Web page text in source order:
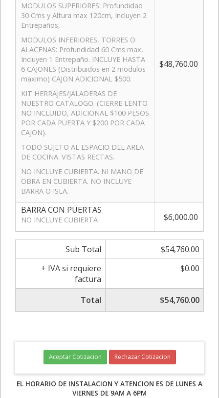
MODULOS SUPERIORES: Profundidad
30 Cms y Altura max 120cm, Incluyen 2
Entrepaños,
MODULOS INFERIORES, TORRES O
ALACENAS: Profundidad 60 Cms max,
Incluyen 1 Entrepaño. INCLUYE HASTA
6 CAJONES (Distribuidos en 2 modulos
maximo) CAJON ADICIONAL $500.
KIT HERRAJES/JALADERAS DE
NUESTRO CATALOGO. (CIERRE LENTO
NO INCLUIDO, ADICIONAL $100 PESOS
POR CADA PUERTA Y $200 POR CADA
CAJON).
TODO SUJETO AL ESPACIO DEL AREA
DE COCINA. VISTAS RECTAS.
NO INCLUYE CUBIERTA. NI MANO DE
OBRA EN CUBIERTA. NO INCLUYE
BARRA O ISLA.
$48,760.00
BARRA CON PUERTAS
NO INCLUYE CUBIERTA $6,000.00
Sub Total
$54,760.00
+ IVA si requiere
factura
$0.00
Total $54,760.00
Aceptar Cotizacion Rechazar Cotizacion
EL HORARIO DE INSTALACION Y ATENCION ES DE LUNES A
VIERNES DE 9AM A 6PM